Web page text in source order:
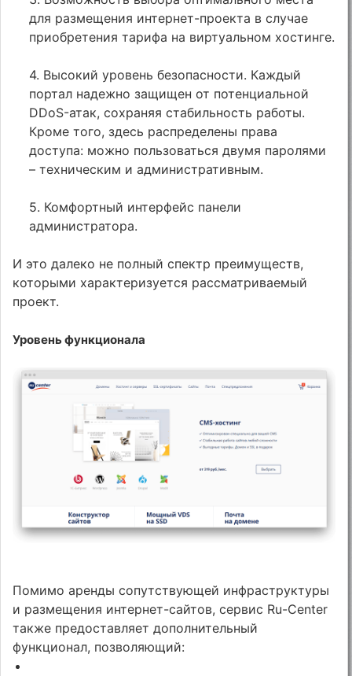
для размещения интернет-проекта в случае
приобретения тарифа на виртуальном хостинге.
4. Высокий уровень безопасности. Каждый
портал надежно защищен от потенциальной
DDoS-атак, сохраняя стабильность работы.
Кроме того, здесь распределены права
доступа: можно пользоваться двумя паролями
– техническим и административным.
5. Комфортный интерфейс панели
администратора.
И это далеко не полный спектр преимуществ,
которыми характеризуется рассматриваемый
проект.
Уровень функционала
Помимо аренды сопутствующей инфраструктуры
и размещения интернет-сайтов, сервис Ru-Center
также предоставляет дополнительный
функционал, позволяющий: